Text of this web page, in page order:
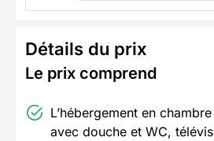
Détails du prix
Le prix comprend
L’hébergement en
avec douche et WC,